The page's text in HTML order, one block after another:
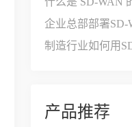
企业总部部署SD-
制造行业如何用
产品推荐